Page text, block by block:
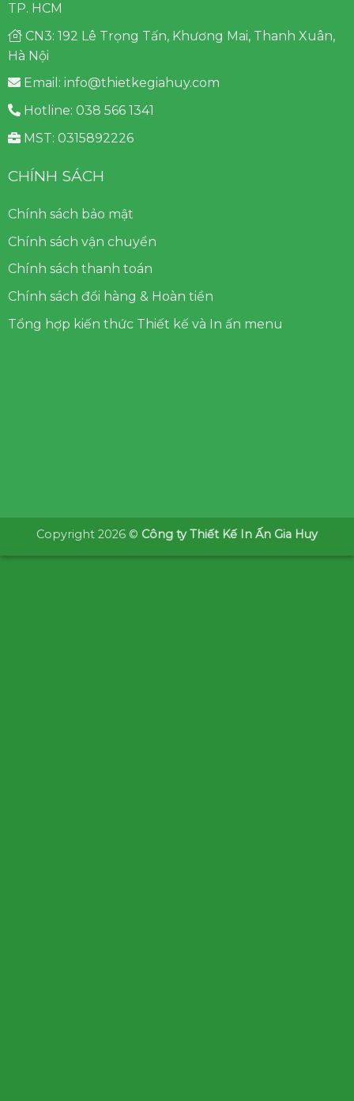
TP. HCM
CN3: 192 Lê Trọng Tấn, Khương Mai, Thanh Xuân,
Hà Nội
Email: info@thietkegiahuy.com
Hotline: 038 566 1341
MST: 0315892226
CHÍNH SÁCH
Chính sách bảo mật
Chính sách vận chuyển
Chính sách thanh toán
Chính sách đổi hàng & Hoàn tiền
Tổng hợp kiến thức Thiết kế và In ấn menu
Copyright 2026 © Công ty Thiết Kế In Ấn Gia Huy